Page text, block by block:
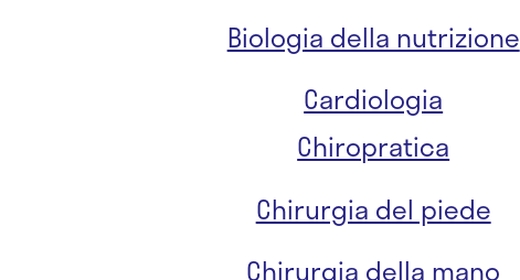
Biologia della nutrizione
Cardiologia
Chiropratica
Chirurgia del piede
Chirurgia della mano